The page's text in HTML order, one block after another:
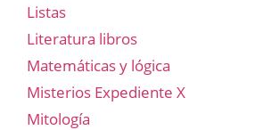
Listas
Literatura libros
Matemáticas y lógica
Misterios Expediente X
Mitología